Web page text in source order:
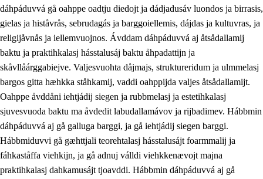
2.4 Oahppat oahppat
Doaresfágalasj tiemá
dáhpáduvvá gå oahppe oadtju diedojt ja dádjadusáv luondos ja birrasis,
gielas ja histåvrås, sebrudagás ja barggoiellemis, dájdas ja kultuvras, ja
religijåvnås ja iellemvuojnos. Ávddam dáhpáduvvá aj åtsådallamij
baktu ja praktihkalasj hásstalusáj baktu åhpadattijn ja
skåvllåárggabiejve. Valjesvuohta dåjmajs, struktureridum ja ulmmelasj
bargos gitta hæhkka ståhkamij, vaddi oahppijda valjes åtsådallamijt.
Oahppe åvddåni iehtjádij siegen ja rubbmelasj ja estetihkalasj
sjuvesvuoda baktu ma åvdedit labudallamávov ja rijbadimev. Hábbmin
dáhpáduvvá aj gå galluga barggi, ja gå iehtjádij siegen barggi.
Hábbmiduvvi gå gæhttjali teorehtalasj hásstalusájt foarmmalij ja
fáhkaståffa viehkijn, ja gå adnuj válldi viehkkenævojt majna
praktihkalasj dahkamusájt tjoavddi. Hábbmin dáhpáduvvá aj gå